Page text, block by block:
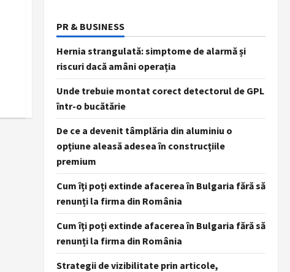
PR & BUSINESS
Hernia strangulată: simptome de alarmă și
riscuri dacă amâni operația
Unde trebuie montat corect detectorul de GPL
într-o bucătărie
De ce a devenit tâmplăria din aluminiu o
opțiune aleasă adesea în construcțiile
premium
Cum îți poți extinde afacerea în Bulgaria fără să
renunți la firma din România
Cum îți poți extinde afacerea în Bulgaria fără să
renunți la firma din România
Strategii de vizibilitate prin articole,